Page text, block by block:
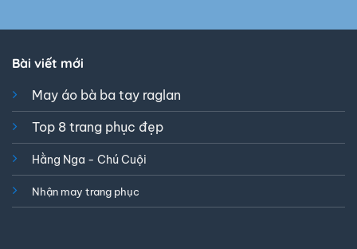
Bài viết mới
May áo bà ba tay raglan
Top 8 trang phục đẹp
Hằng Nga - Chú Cuội
Nhận may trang phục